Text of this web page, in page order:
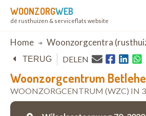
WOONZORGWEB
dé rusthuizen & serviceflats website
Breadcrumb
Home Woonzorgcentra
Woonzorgcentrum
WOONZORGCENTRUM (WZC) IN
TERUG DELEN